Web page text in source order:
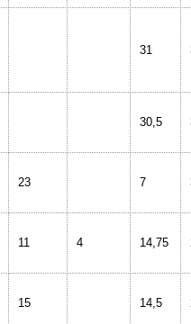
31
30,5
23 7
11 4 14,75
15 14,5